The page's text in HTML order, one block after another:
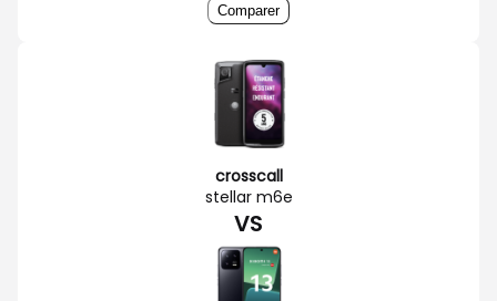
Comparer
crosscall
stellar m6e
VS